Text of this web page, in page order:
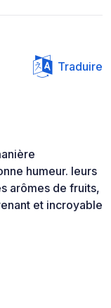
Traduire
humeur. leurs
arômes de fruits,
et incroyable